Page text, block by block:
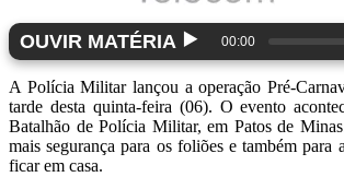
OUVIR MATÉRIA ▶️ 00:00
A Polícia Militar lançou a operação Pré-
tarde desta quinta-feira (06). O evento
Batalhão de Polícia Militar, em Patos de
mais segurança para os foliões e também para
ficar em casa.